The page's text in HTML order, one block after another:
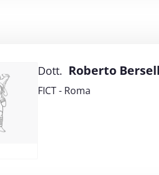
Dott. Roberto
FICT - Roma